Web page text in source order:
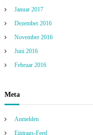
Januar 2017
Dezember 2016
November 2016
Juni 2016
Februar 2016
Meta
Anmelden
Eintrags-Feed